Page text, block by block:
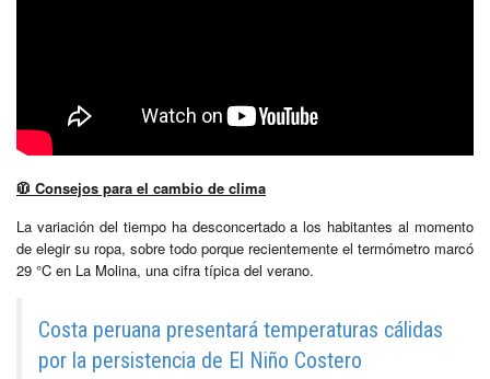
🧥 Consejos para el cambio de clima
La variación del tiempo ha desconcertado a los habitantes al momento
de elegir su ropa, sobre todo porque recientemente el termómetro marcó
29 °C en La Molina, una cifra típica del verano.
Costa peruana presentará temperaturas cálidas
por la persistencia de El Niño Costero